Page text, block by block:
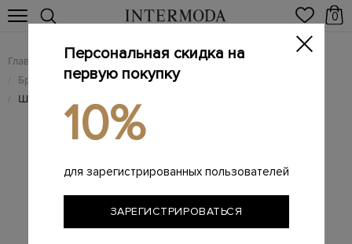
0
Главная Женщинам / Женская обувь
/ Брендовые женские шлепанцы
/ Шлепанцы Eloise из кожи ягненка с переплетенными лентами
Персональная скидка на
первую покупку
10%
для зарегистрированных пользователей
ЗАРЕГИСТРИРОВАТЬСЯ